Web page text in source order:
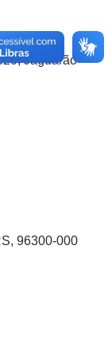
Jaguarão –
96300-000